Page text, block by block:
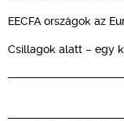
EECFA országok az
Csillagok alatt – egy